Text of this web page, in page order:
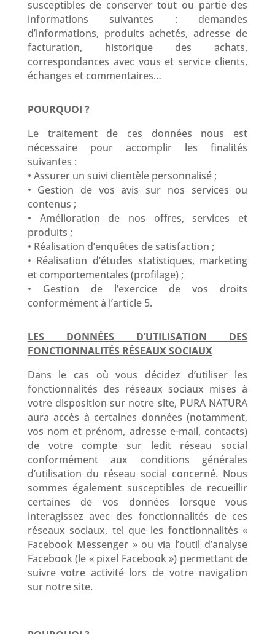
susceptibles de conserver tout ou partie des
informations suivantes : demandes
d’informations, produits achetés, adresse de
facturation, historique des achats,
correspondances avec vous et service clients,
échanges et commentaires…
POURQUOI ?
Le traitement de ces données nous est
nécessaire pour accomplir les finalités
suivantes :
• Assurer un suivi clientèle personnalisé ;
• Gestion de vos avis sur nos services ou
contenus ;
• Amélioration de nos offres, services et
produits ;
• Réalisation d’enquêtes de satisfaction ;
• Réalisation d’études statistiques, marketing
et comportementales (profilage) ;
• Gestion de l’exercice de vos droits
conformément à l’article 5.
LES DONNÉES D’UTILISATION DES
FONCTIONNALITÉS RÉSEAUX SOCIAUX
Dans le cas où vous décidez d’utiliser les
fonctionnalités des réseaux sociaux mises à
votre disposition sur notre site, PURA NATURA
aura accès à certaines données (notamment,
vos nom et prénom, adresse e-mail, contacts)
de votre compte sur ledit réseau social
conformément aux conditions générales
d’utilisation du réseau social concerné. Nous
sommes également susceptibles de recueillir
certaines de vos données lorsque vous
interagissez avec des fonctionnalités de ces
réseaux sociaux, tel que les fonctionnalités «
Facebook Messenger » ou via l’outil d’analyse
Facebook (le « pixel Facebook ») permettant de
suivre votre activité lors de votre navigation
sur notre site.